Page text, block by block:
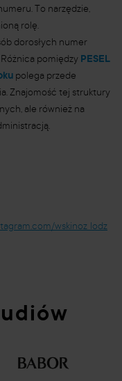
To narzędzie,
rolę.
dorosłych numer
pomiędzy PESEL
polega przede
Znajomość tej struktury
ale również na
wskinoz_lodz